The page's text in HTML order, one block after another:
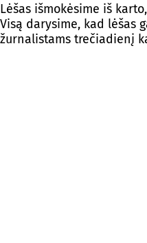
Lėšas išmokėsime iš
Visą darysime, kad lėšas
žurnalistams trečiadienį